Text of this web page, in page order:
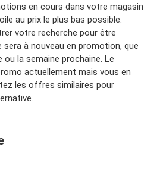
en cours dans votre magasin
au prix le plus bas possible.
votre recherche pour être
à nouveau en promotion, que
la semaine prochaine. Le
actuellement mais vous en
les offres similaires pour